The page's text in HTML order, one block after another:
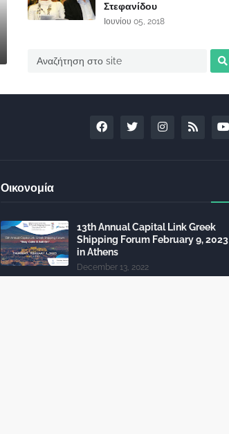
Στεφανίδου
Ιουνίου 05, 2018
Οικονομία
13th Annual Capital Link Greek
Shipping Forum February 9, 2023
in Athens
December 13, 2022